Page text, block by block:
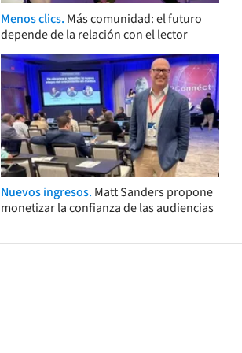
Menos clics. Más comunidad: el futuro
depende de la relación con el lector
Nuevos ingresos. Matt Sanders propone
monetizar la confianza de las audiencias